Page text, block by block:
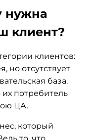
нужна
клиент?
клиентов:
но отсутствует
база.
потребитель
ЦА.
который
то, что